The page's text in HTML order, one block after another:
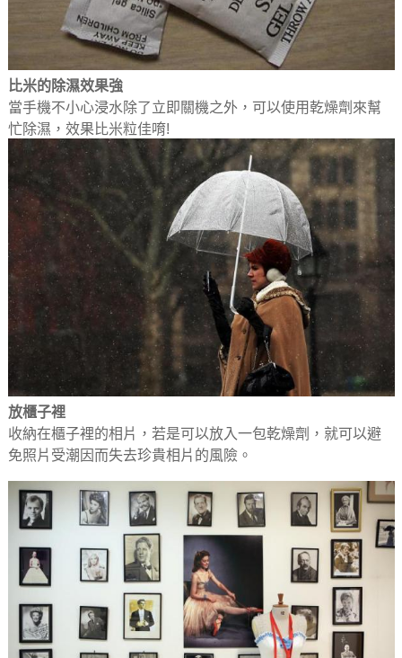
比米的除濕效果強
當手機不小心浸水除了立即關機之外，可以使用乾燥劑來幫
忙除濕，效果比米粒佳唷!
放櫃子裡
收納在櫃子裡的相片，若是可以放入一包乾燥劑，就可以避
免照片受潮因而失去珍貴相片的風險。